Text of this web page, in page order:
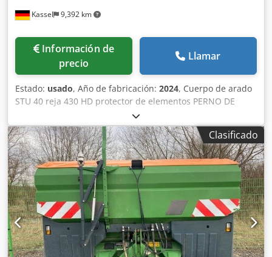
Kassel 9,392 km
Información de
precio
Llamar
Estado: usado, Año de fabricación: 2024, Cuerpo de arado
STU 40 reja 430 HD protector de elementos PERNO DE
SEGURIDAD / Cedpfx Ajuhnlmjlysha
Clasificado